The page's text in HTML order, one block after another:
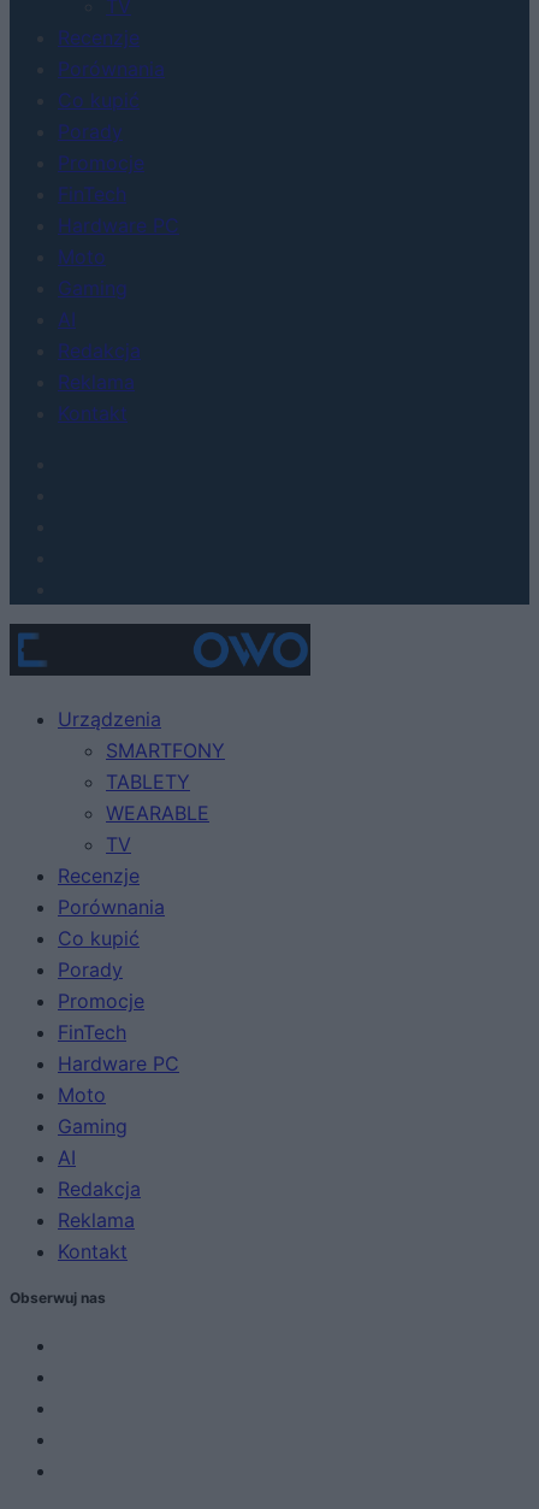
TV
Recenzje
Porównania
Co kupić
Porady
Promocje
FinTech
Hardware PC
Moto
Gaming
AI
Redakcja
Reklama
Kontakt
Urządzenia
SMARTFONY
TABLETY
WEARABLE
TV
Recenzje
Porównania
Co kupić
Porady
Promocje
FinTech
Hardware PC
Moto
Gaming
AI
Redakcja
Reklama
Kontakt
Obserwuj nas